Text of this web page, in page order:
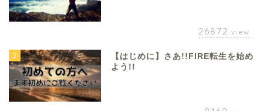
26872 view
2
【はじめに】さあ!!FIRE転生を始め
よう!!